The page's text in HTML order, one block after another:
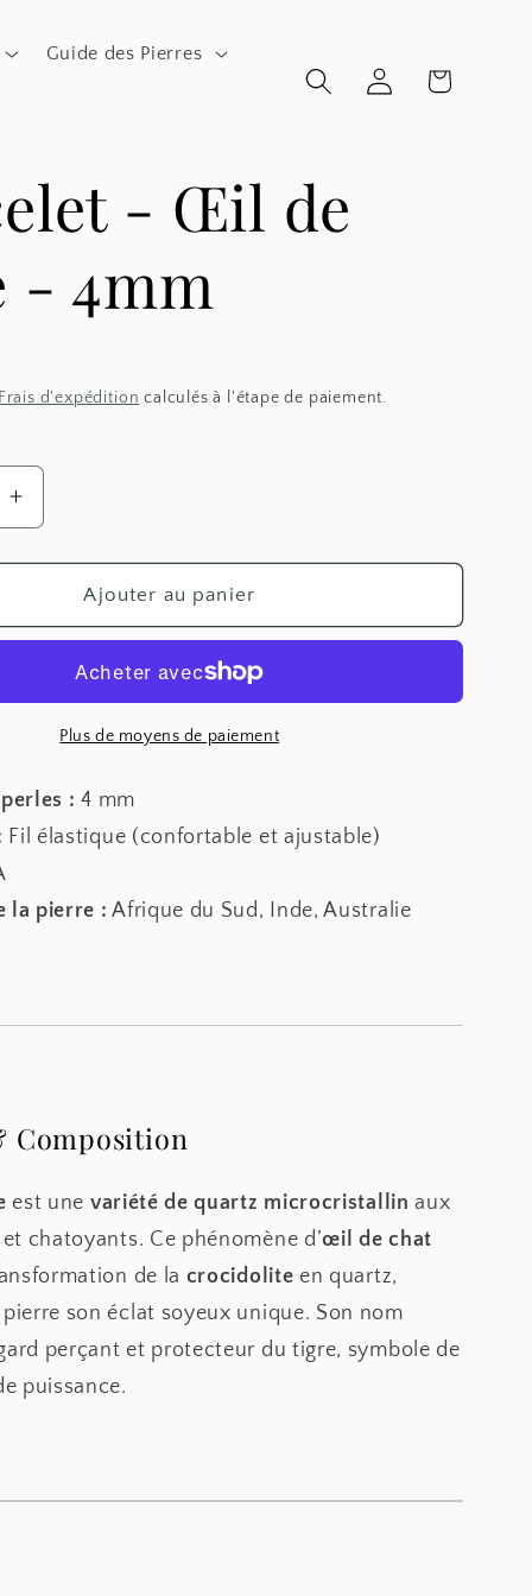
Guide des Pierres
Connexion Panier
- Œil de
- 4mm
Frais d'expédition calculés à l'étape de paiement.
Augmenter
la
quantité
Bracelet
de
tigre
4mm
Ajouter au panier
Plus de moyens de paiement
: 4 mm
Fil élastique (confortable et ajustable)
la pierre : Afrique du Sud, Inde, Australie
Composition
est une variété de quartz microcristallin aux
chatoyants. Ce phénomène d’œil de chat
de la crocidolite en quartz,
son éclat soyeux unique. Son nom
perçant et protecteur du tigre, symbole de
puissance.